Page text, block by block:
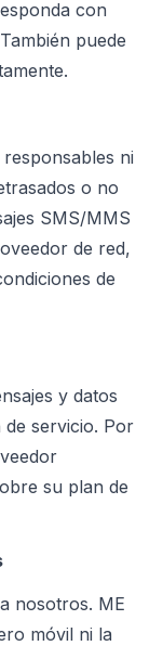
con
puede
ni
o no
SMS/MMS
de red,
de
y datos
servicio. Por
su plan de
nosotros. ME
móvil ni la